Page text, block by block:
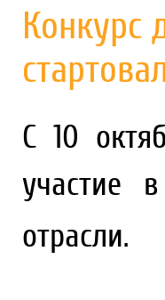
Конкурс
С 10
участие
отрасли.